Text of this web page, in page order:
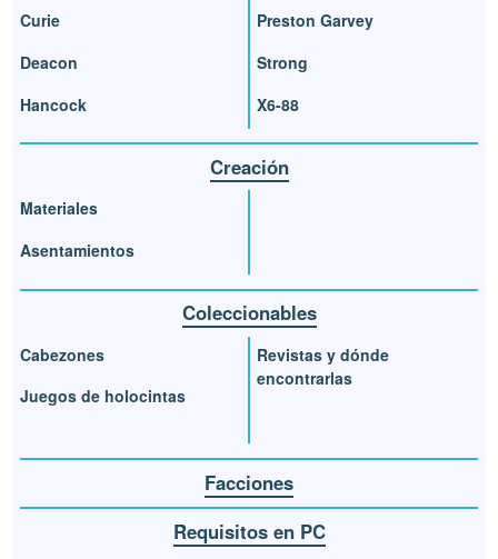
Curie
Deacon
Hancock
Preston Garvey
Strong
X6-88
Creación
Materiales
Asentamientos
Coleccionables
Cabezones
Juegos de holocintas
Revistas y dónde
encontrarlas
Facciones
Requisitos en PC